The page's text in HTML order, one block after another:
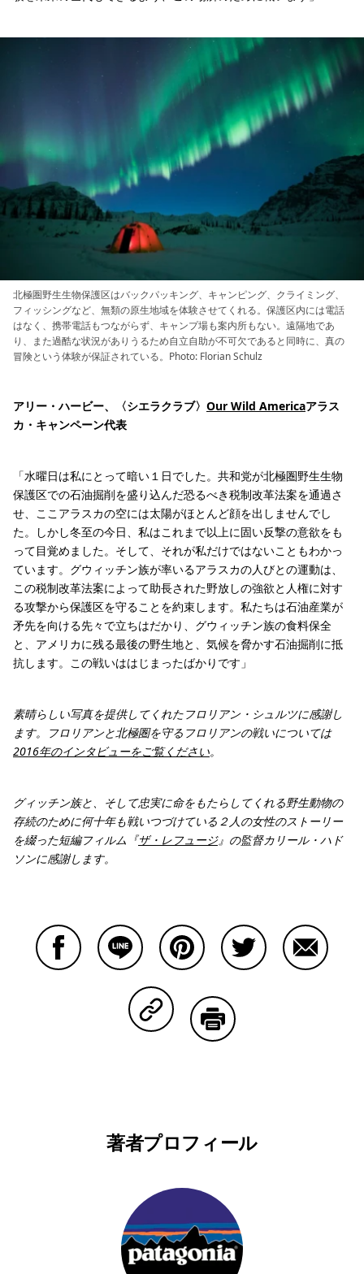
北極圏野生生物保護区はバックパッキング、キャンピング、クライミング、
フィッシングなど、無類の原生地域を体験させてくれる。保護区内には電話
はなく、携帯電話もつながらず、キャンプ場も案内所もない。遠隔地であ
り、また過酷な状況がありうるため自立自助が不可欠であると同時に、真の
冒険という体験が保証されている。Photo: Florian Schulz
アリー・ハービー、〈シエラクラブ〉 Our Wild Americaアラス
カ・キャンペーン代表
「水曜日は私にとって暗い１日でした。共和党が北極圏野生生物
保護区での石油掘削を盛り込んだ恐るべき税制改革法案を通過さ
せ、ここアラスカの空には太陽がほとんど顔を出しませんでし
た。しかし冬至の今日、私はこれまで以上に固い反撃の意欲をも
って目覚めました。そして、それが私だけではないこともわかっ
ています。グウィッチン族が率いるアラスカの人びとの運動は、
この税制改革法案によって助長された野放しの強欲と人権に対す
る攻撃から保護区を守ることを約束します。私たちは石油産業が
矛先を向ける先々で立ちはだかり、グウィッチン族の食料保全
と、アメリカに残る最後の野生地と、気候を脅かす石油掘削に抵
抗します。この戦いははじまったばかりです」
素晴らしい写真を提供してくれたフロリアン・シュルツに感謝し
ます。フロリアンと北極圏を守るフロリアンの戦いについては
2016年のインタビューをご覧ください。
グィッチン族と、そして忠実に命をもたらしてくれる野生動物の
存続のために何十年も戦いつづけている２人の女性のストーリー
を綴った短編フィルム『ザ・レフュージ』の監督カリール・ハド
ソンに感謝します。
Copy Linkで共有する
著者プロフィール